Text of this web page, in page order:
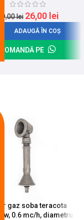
29,00lei 26,00 lei
ADAUGĂ ÎN COȘ
COMANDĂ PE
gaz soba teracota
kw, 0.6 mc/h, diametru